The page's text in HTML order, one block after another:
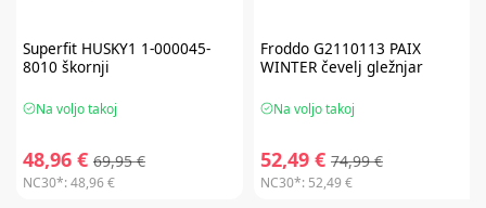
SuperfitHUSKY1 1-000045-
8010 škornji
Na voljo takoj
48,96 € 69,95 €
NC30*:48,96 €
FroddoG2110113 PAIX
WINTER čevelj gležnjar
Na voljo takoj
52,49 € 74,99 €
NC30*: 52,49 €